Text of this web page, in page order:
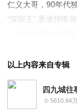
仁义大哥，90年代
“深圳王",香港悍匪
年代算是四九城江
听老弟为你讲述加
生，喜欢听的留个
持续更新！
以上内容来自专辑
四九城往
5610.94